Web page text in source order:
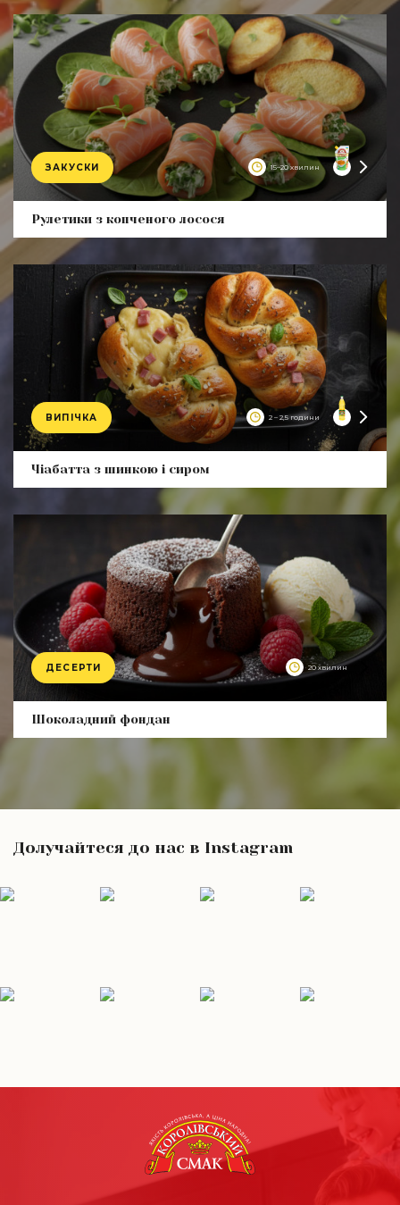
ЗАКУСКИ 15–20 хвилин
Product
Рулетики з копченого лосося
ВИПІЧКА 2 – 2,5 години
Product
Чіабатта з шинкою і сиром
ДЕСЕРТИ 20 хвилин
Product
Шоколадний фондан
Долучайтеся до нас в Instagram